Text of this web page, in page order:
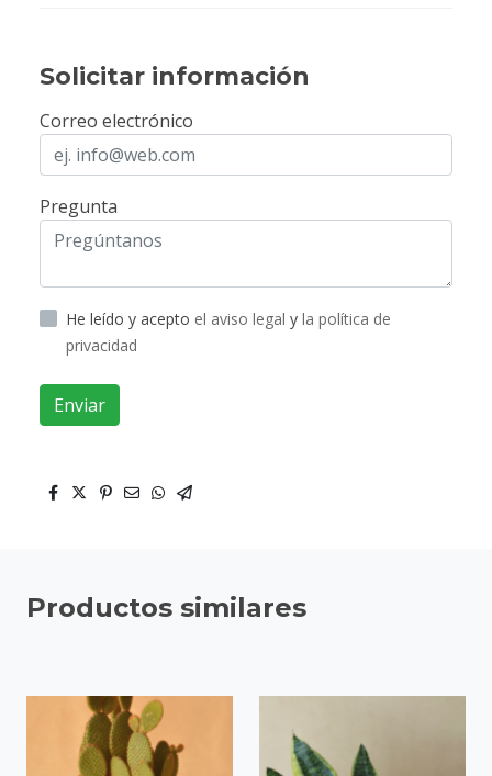
Solicitar información
Correo electrónico
Pregunta
He leído y acepto el aviso legal y la política de
privacidad
Enviar
Productos similares